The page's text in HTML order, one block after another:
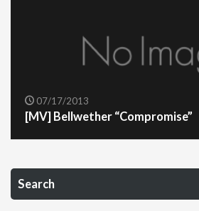
07/17/2013
[MV] Bellwether “Compromise”
Search